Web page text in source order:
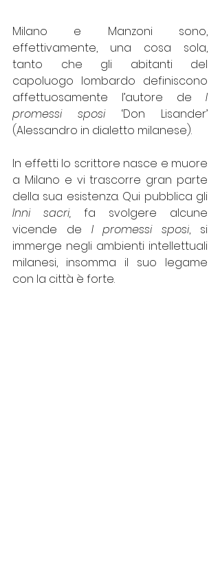
Milano e Manzoni sono,
effettivamente, una cosa sola,
tanto che gli abitanti del
capoluogo lombardo definiscono
affettuosamente l’autore de I
promessi sposi ‘Don Lisander’
(Alessandro in dialetto milanese).
In effetti lo scrittore nasce e muore
a Milano e vi trascorre gran parte
Inni sacri, fa svolgere alcune
vicende de I promessi sposi, si
immerge negli ambienti intellettuali
milanesi, insomma il suo legame
con la città è forte.